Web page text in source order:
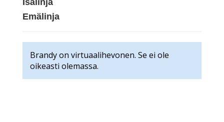
Isälinja
Emälinja
Brandy on virtuaalihevonen. Se ei ole
oikeasti olemassa.